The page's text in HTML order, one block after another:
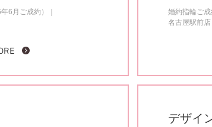
6月ご成約）
婚約指輪ご
名古屋駅前店
デザイ